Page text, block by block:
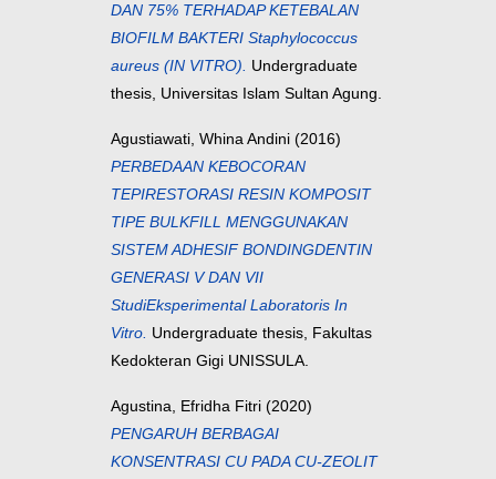
DAN 75% TERHADAP KETEBALAN
BIOFILM BAKTERI Staphylococcus
aureus (IN VITRO). Undergraduate
thesis, Universitas Islam Sultan Agung.
Agustiawati, Whina Andini (2016)
PERBEDAAN KEBOCORAN
TEPIRESTORASI RESIN KOMPOSIT
TIPE BULKFILL MENGGUNAKAN
SISTEM ADHESIF BONDINGDENTIN
GENERASI V DAN VII
StudiEksperimental Laboratoris In
Vitro. Undergraduate thesis, Fakultas
Kedokteran Gigi UNISSULA.
Agustina, Efridha Fitri (2020)
PENGARUH BERBAGAI
KONSENTRASI CU PADA CU-ZEOLIT